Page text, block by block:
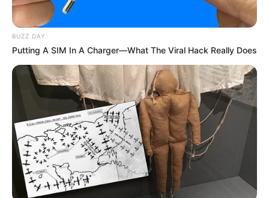
sambaatau induk dari makanan dalam adat Minangkabau.
BUZZ DAY
Putting A SIM In A Charger—What The Viral Hack Really Does